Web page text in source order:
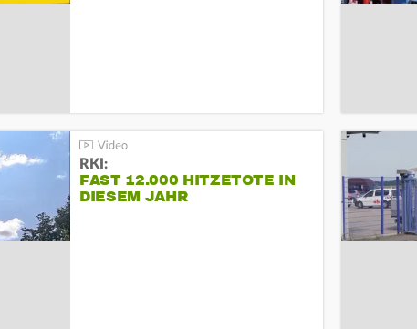
RKI:
FAST 12.000 HITZETOTE IN
DIESEM JAHR